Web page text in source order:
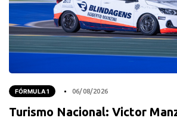
FÓRMULA 1 06/08/2026
Turismo Nacional: Victor